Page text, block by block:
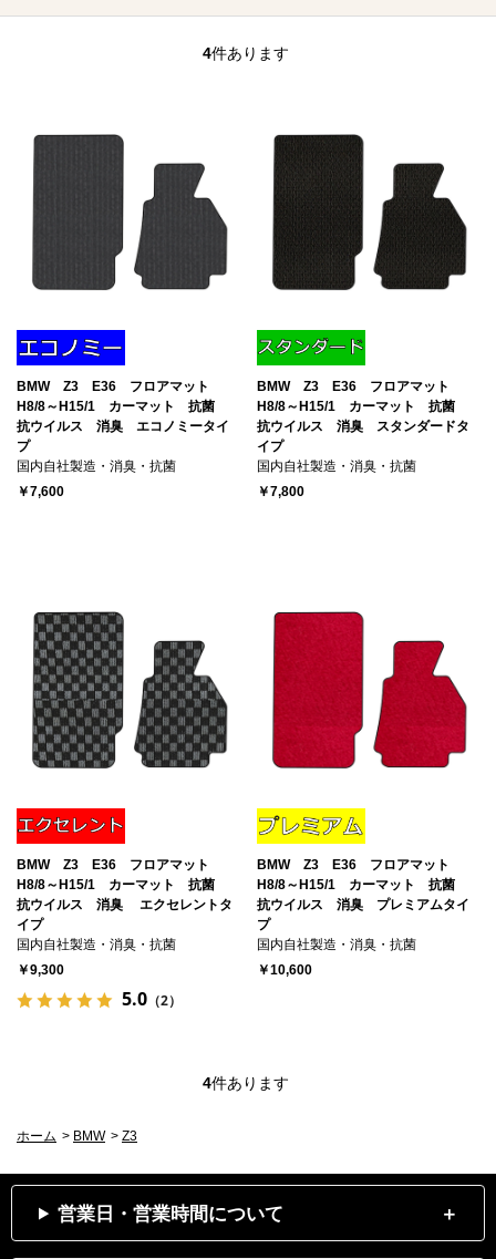
4件あります
BMW Z3 E36 フロアマット
H8/8～H15/1 カーマット 抗菌
抗ウイルス 消臭 エコノミータイ
プ
国内自社製造・消臭・抗菌
￥7,600
BMW Z3 E36 フロアマット
H8/8～H15/1 カーマット 抗菌
抗ウイルス 消臭 スタンダードタ
イプ
国内自社製造・消臭・抗菌
￥7,800
BMW Z3 E36 フロアマット
H8/8～H15/1 カーマット 抗菌
抗ウイルス 消臭 エクセレントタ
イプ
国内自社製造・消臭・抗菌
￥9,300
5.0 （2）
BMW Z3 E36 フロアマット
H8/8～H15/1 カーマット 抗菌
抗ウイルス 消臭 プレミアムタイ
プ
国内自社製造・消臭・抗菌
￥10,600
4件あります
ホーム > BMW > Z3
営業日・営業時間について